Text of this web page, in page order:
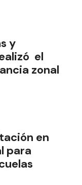
y
el
zonal
en
para